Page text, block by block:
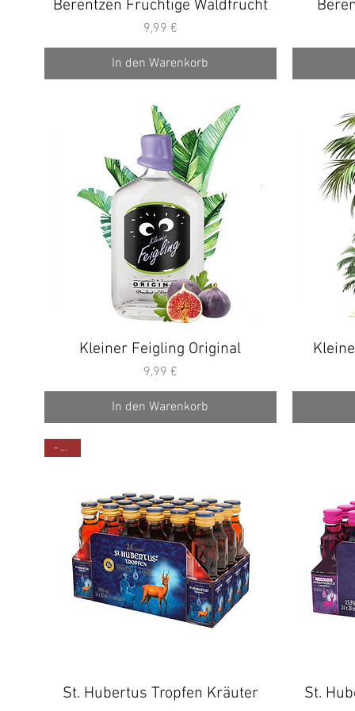
Berentzen Fruchtige Waldfrucht
Preis
9,99 €
In den Warenkorb
Schnellansicht
Kleiner Feigling Original
Preis
9,99 €
In den Warenkorb
Schnellansicht
- 30%
St. Hubertus Tropfen Kräuter St.